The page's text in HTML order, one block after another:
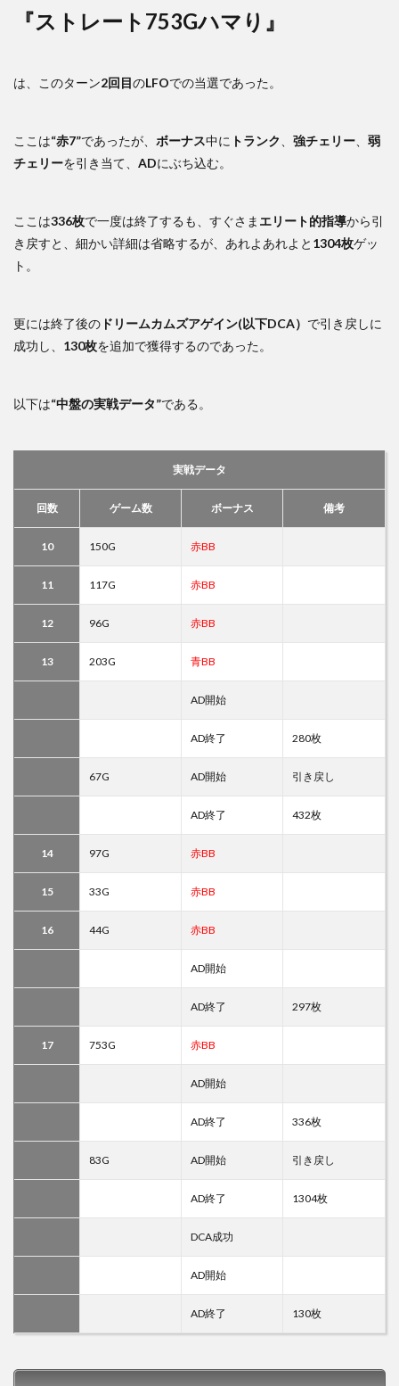
『ストレート753Gハマり』
は、このターン2回目のLFOでの当選であった。
ここは“赤7”であったが、 ボーナス中に トランク 強チェリー
弱
チェリーを引き当て、 ADにぶち込む。
ここは336枚で一度は終了するも、すぐさま エリート的指導から引
き戻すと、細かい詳細は省略するが、あれよあれよと 1304枚ゲッ
ト。
更には終了後の ドリームカムズアゲイン(以下DCA） で引き戻しに
成功し、 130枚を追加で獲得するのであった。
以下は“中盤の実戦データ”である。
実戦データ
回数 ゲーム数 ボーナス 備考
10 150G 赤BB
11 117G 赤BB
12 96G 赤BB
13 203G 青BB
AD開始
AD終了 280枚
67G AD開始 引き戻し
AD終了 432枚
14 97G 赤BB
15 33G 赤BB
16 44G 赤BB
AD開始
AD終了 297枚
17 753G 赤BB
AD開始
AD終了 336枚
83G AD開始 引き戻し
AD終了 1304枚
DCA成功
AD開始
AD終了 130枚